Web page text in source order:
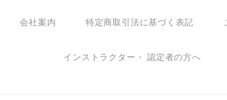
会社案内 特定商取引法に基づく表記
インストラクター・ 認定者の方へ